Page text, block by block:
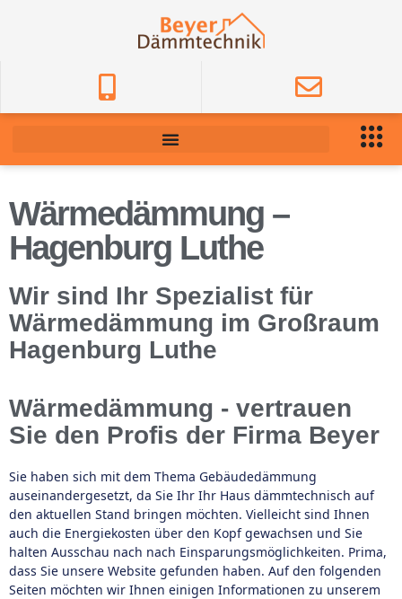
Wärmedämmung –
Hagenburg Luthe
Wir sind Ihr Spezialist für
Wärmedämmung im Großraum
Hagenburg Luthe
Wärmedämmung - vertrauen
Sie den Profis der Firma Beyer
Sie haben sich mit dem Thema Gebäudedämmung
auseinandergesetzt, da Sie Ihr Ihr Haus dämmtechnisch auf
den aktuellen Stand bringen möchten. Vielleicht sind Ihnen
auch die Energiekosten über den Kopf gewachsen und Sie
halten Ausschau nach nach Einsparungsmöglichkeiten. Prima,
dass Sie unsere Website gefunden haben. Auf den folgenden
Seiten möchten wir Ihnen einigen Informationen zu unserem